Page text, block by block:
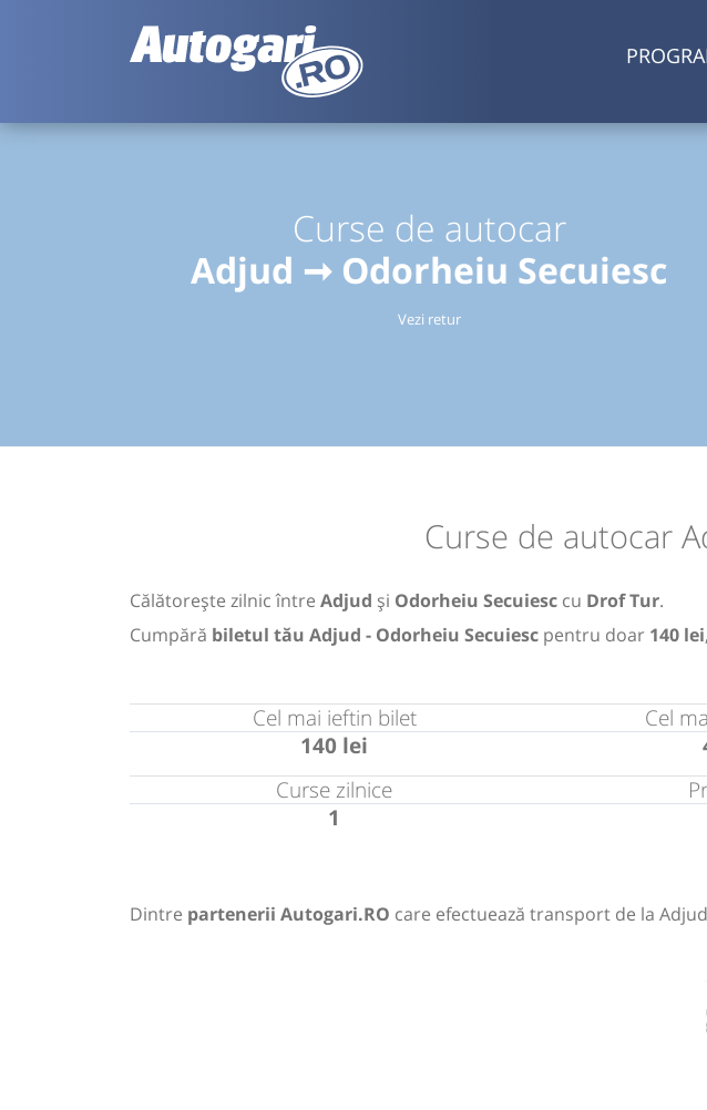
Curse de autocar
Adjud ➞ Odorheiu Secuiesc
Vezi retur
Curse de autocar
Călătorește zilnic între Adjud și Odorheiu Secuiesc cu Drof Tur.
Cumpără biletul tău Adjud - Odorheiu Secuiesc pentru doar 140 lei
Cel mai ieftin bilet
140 lei
Cel
Curse zilnice
1
Dintre partenerii Autogari.RO care efectuează transport de la